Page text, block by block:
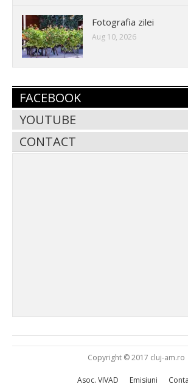
Fotografia zilei
Aug 10, 2026
FACEBOOK
YOUTUBE
CONTACT
Copyright © 2017 cluj-am.ro
Asoc. VIVAD Emisiuni